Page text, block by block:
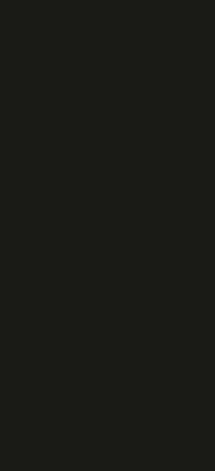
um momento de
e do apoio
e fortes! Vamos
SERVE! Nada